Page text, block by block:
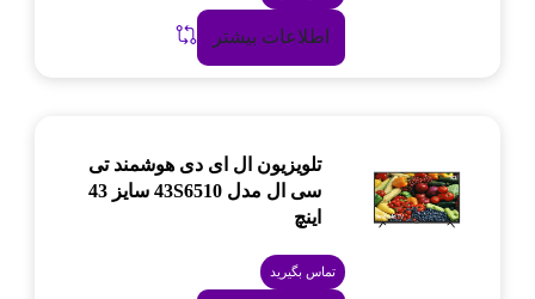
اطلاعات بیشتر
تلویزیون ال ای دی هوشمند تی
سی ال مدل 43S6510 سایز 43
اینچ
تماس بگیرید